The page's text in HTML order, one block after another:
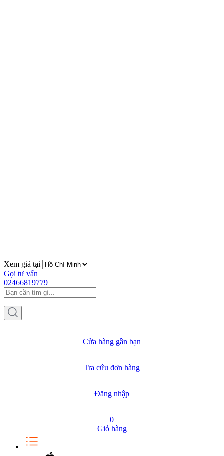
Xem giá tại
Gọi tư vấn
02466819779
Cửa hàng gần bạn
Tra cứu đơn hàng
Đăng nhập
0
Giỏ hàng